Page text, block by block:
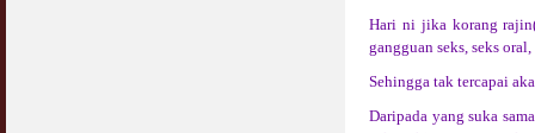
Hari ni jika korang
gangguan seks, seks
Sehingga tak tercapai
Daripada yang suka